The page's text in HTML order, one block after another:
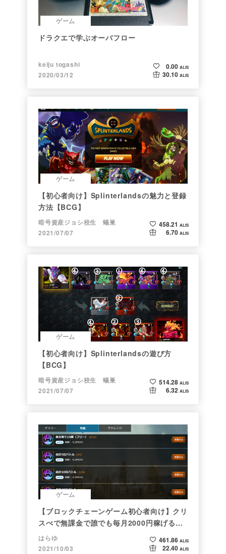
ゲーム
ドラクエで学ぶオーバフロー
keiju togashi
2020/03/12
0.00 ALIS
30.10 ALIS
ゲーム
【初心者向け】Splinterlandsの魅力と登録
方法【BCG】
暗号資産ジョシ校生 蟻巣
2021/07/07
458.21 ALIS
6.70 ALIS
ゲーム
【初心者向け】Splinterlandsの遊び方
【BCG】
暗号資産ジョシ校生 蟻巣
2021/07/07
514.28 ALIS
6.32 ALIS
ゲーム
【ブロックチェーンゲーム初心者向け】クリ
スぺで無課金で誰でも毎月2000円稼げる時
代がきた
はらゆ
2021/10/03
461.86 ALIS
22.40 ALIS